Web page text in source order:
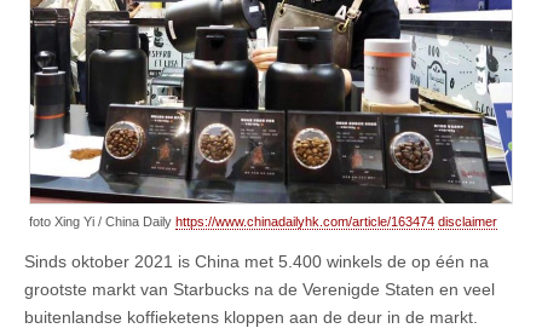
foto Xing Yi / China Daily https://www.chinadailyhk.com/article/163474 disclaimer
Sinds oktober 2021 is China met 5.400 winkels de op één na
grootste markt van Starbucks na de Verenigde Staten en veel
buitenlandse koffieketens kloppen aan de deur in de markt.